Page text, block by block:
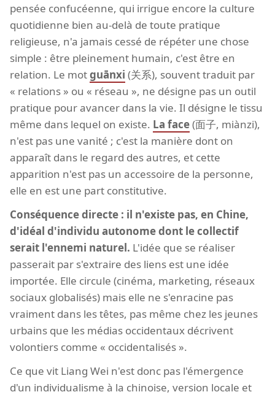
pensée confucéenne, qui irrigue encore la culture
quotidienne bien au-delà de toute pratique
religieuse, n'a jamais cessé de répéter une chose
simple : être pleinement humain, c'est être en
relation. Le motguānxi (关系), souvent traduit par
« relations » ou « réseau », ne désigne pas un outil
pratique pour avancer dans la vie. Il désigne le tissu
même dans lequel on existe. La face(面子, miànzi),
n'est pas une vanité ; c'est la manière dont on
apparaît dans le regard des autres, et cette
apparition n'est pas un accessoire de la personne,
elle en est une part constitutive.
Conséquence directe : il n'existe pas, en Chine,
d'idéal d'individu autonome dont le collectif
serait l'ennemi naturel. L'idée que se réaliser
passerait par s'extraire des liens est une idée
importée. Elle circule (cinéma, marketing, réseaux
sociaux globalisés) mais elle ne s'enracine pas
vraiment dans les têtes, pas même chez les jeunes
urbains que les médias occidentaux décrivent
volontiers comme « occidentalisés ».
Ce que vit Liang Wei n'est donc pas l'émergence
d'un individualisme à la chinoise, version locale et